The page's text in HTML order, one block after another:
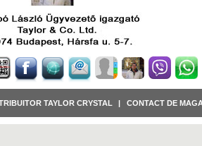
TAYLOR CRYSTAL CONTACT DE